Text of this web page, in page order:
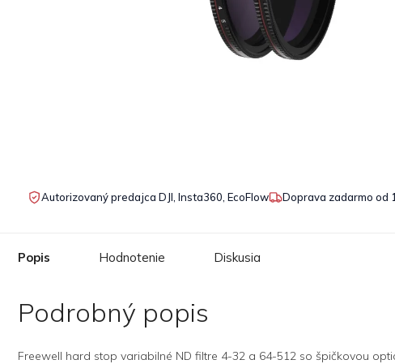
Autorizovaný predajca DJI, Insta360, EcoFlow Doprava zadarmo od
Popis Hodnotenie Diskusia
Podrobný popis
Freewell hard stop variabilné ND filtre 4-32 a 64-512 so špičkovou